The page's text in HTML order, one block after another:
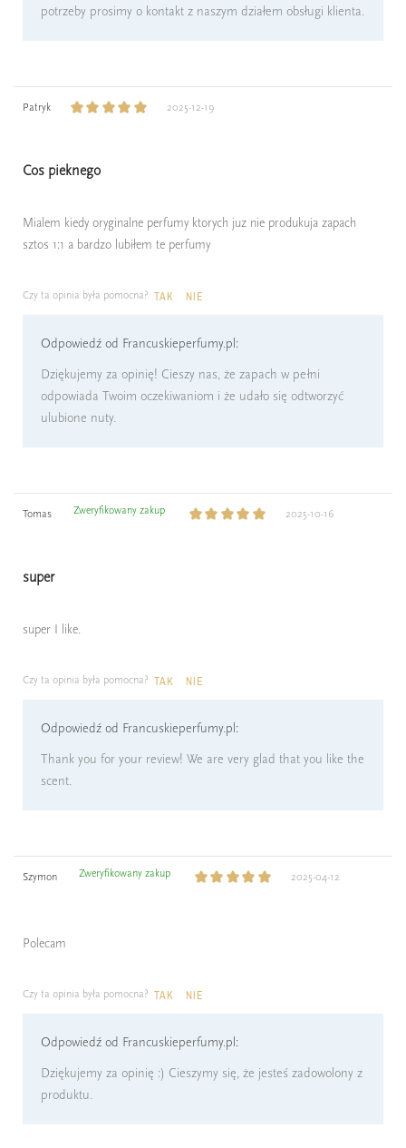
potrzeby prosimy o kontakt z naszym działem obsługi klienta.
Patryk 2025-12-19
Cos pieknego
Mialem kiedy oryginalne perfumy ktorych juz nie produkuja zapach
sztos 1:1 a bardzo lubiłem te perfumy
Czy ta opinia była pomocna? TAK NIE
Odpowiedź od Francuskieperfumy.pl:
Dziękujemy za opinię! Cieszy nas, że zapach w pełni
odpowiada Twoim oczekiwaniom i że udało się odtworzyć
ulubione nuty.
Tomas Zweryfikowany zakup 2025-10-16
super
super I like.
Czy ta opinia była pomocna? TAK NIE
Odpowiedź od Francuskieperfumy.pl:
Thank you for your review! We are very glad that you like the
scent.
Szymon Zweryfikowany zakup 2025-04-12
Polecam
Czy ta opinia była pomocna? TAK NIE
Odpowiedź od Francuskieperfumy.pl:
Dziękujemy za opinię :) Cieszymy się, że jesteś zadowolony z
produktu.